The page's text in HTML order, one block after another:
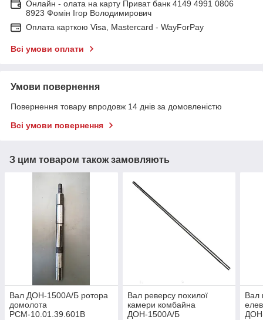
Онлайн - олата на карту Приват банк 4149 4991 0806
8923 Фомін Ігор Володимирович
Оплата карткою Visa, Mastercard - WayForPay
Всі умови оплати
Умови повернення
Повернення товару впродовж 14 днів за домовленістю
Всі умови повернення
З цим товаром також замовляють
Вал ДОН-1500А/Б ротора
домолота
РСМ-10.01.39.601В
Вал реверсу похилої
камери комбайна
ДОН-1500А/Б
Вал